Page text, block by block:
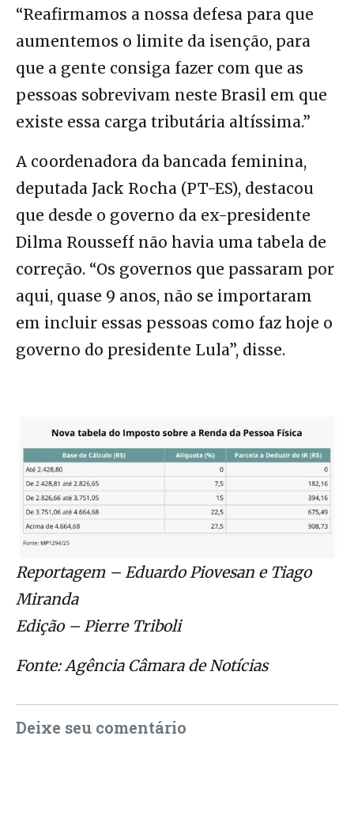
“Reafirmamos a nossa defesa para que
aumentemos o limite da isenção, para
que a gente consiga fazer com que as
pessoas sobrevivam neste Brasil em que
existe essa carga tributária altíssima.”
A coordenadora da bancada feminina,
deputada Jack Rocha (PT-ES), destacou
que desde o governo da ex-presidente
Dilma Rousseff não havia uma tabela de
correção. “Os governos que passaram por
aqui, quase 9 anos, não se importaram
em incluir essas pessoas como faz hoje o
governo do presidente Lula”, disse.
Reportagem – Eduardo Piovesan e Tiago
Miranda
Edição – Pierre Triboli
Fonte: Agência Câmara de Notícias
Deixe seu comentário